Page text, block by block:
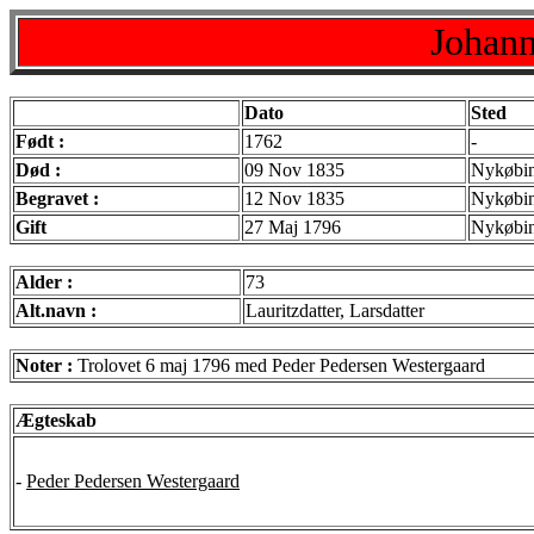
Dato
Sted
Født :
1762
-
Død :
09 Nov 1835
Begravet :
12 Nov 1835
Gift
27 Maj 1796
Alder :
73
Alt.navn :
Lauritzdatter, Larsdatter
Noter : Trolovet 6 maj 1796 med Peder Pedersen Westergaard
Ægteskab
- Peder Pedersen Westergaard